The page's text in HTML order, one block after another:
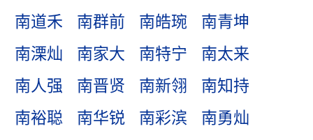
南道禾
南群前 南皓琬
南青坤
南溧灿
南家大 南特宁
南太来
南人强
南晋贤 南新翎
南知持
南裕聪
南华锐 南彩滨
南勇灿